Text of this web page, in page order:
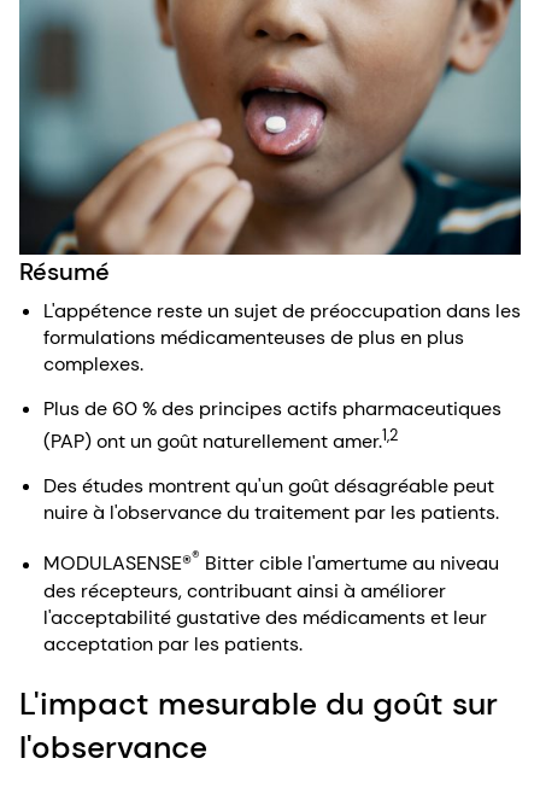
Résumé
L'appétence reste un sujet de préoccupation dans les
formulations médicamenteuses de plus en plus
complexes.
Plus de 60 % des principes actifs pharmaceutiques
(PAP) ont un goût naturellement amer.1,2
Des études montrent qu'un goût désagréable peut
nuire à l'observance du traitement par les patients.
MODULASENSE®® Bitter cible l'amertume au niveau
des récepteurs, contribuant ainsi à améliorer
l'acceptabilité gustative des médicaments et leur
acceptation par les patients.
L'impact mesurable du goût sur
l'observance